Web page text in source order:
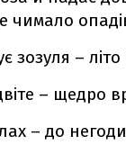
чимало
зозуля –
– щедро
– до